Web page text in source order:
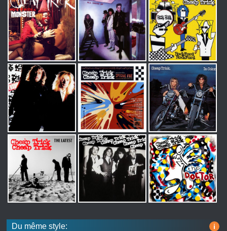
Du même style: i